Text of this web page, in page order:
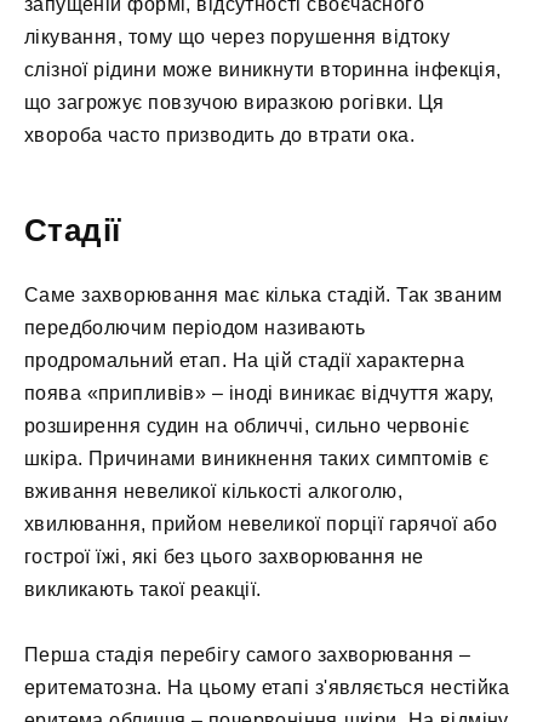
запущеній формі, відсутності своєчасного
лікування, тому що через порушення відтоку
слізної рідини може виникнути вторинна інфекція,
що загрожує повзучою виразкою рогівки. Ця
хвороба часто призводить до втрати ока.
Стадії
Саме захворювання має кілька стадій. Так званим
передболючим періодом називають
продромальний етап. На цій стадії характерна
поява «припливів» – іноді виникає відчуття жару,
розширення судин на обличчі, сильно червоніє
шкіра. Причинами виникнення таких симптомів є
вживання невеликої кількості алкоголю,
хвилювання, прийом невеликої порції гарячої або
гострої їжі, які без цього захворювання не
викликають такої реакції.
Перша стадія перебігу самого захворювання –
еритематозна. На цьому етапі з'являється нестійка